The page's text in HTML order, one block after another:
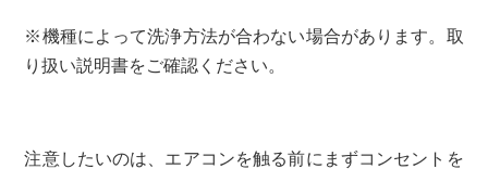
※機種によって洗浄方法が合わない場合があります。取
り扱い説明書をご確認ください。
注意したいのは、エアコンを触る前にまずコンセントを